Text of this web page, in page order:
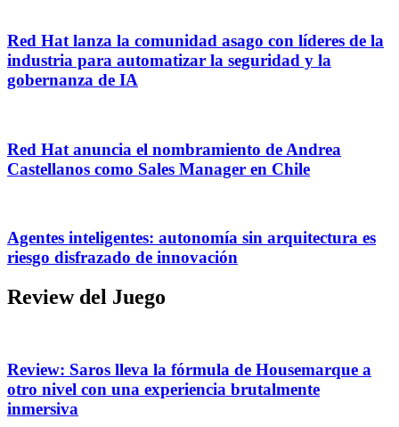
Red Hat lanza la comunidad asago con líderes de la
industria para automatizar la seguridad y la
gobernanza de IA
Red Hat anuncia el nombramiento de Andrea
Castellanos como Sales Manager en Chile
Agentes inteligentes: autonomía sin arquitectura es
riesgo disfrazado de innovación
Review del Juego
Review: Saros lleva la fórmula de Housemarque a
otro nivel con una experiencia brutalmente
inmersiva